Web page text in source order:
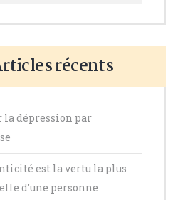
récents
la dépression par
est la vertu la plus
d’une personne